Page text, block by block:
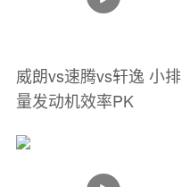
威朗vs速腾vs轩逸 小排
量发动机效率PK